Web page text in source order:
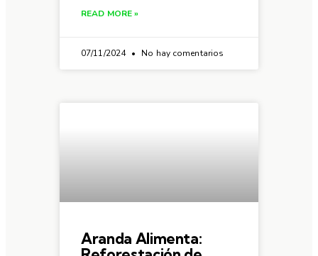
READ MORE »
07/11/2024 No hay comentarios
Aranda Alimenta: